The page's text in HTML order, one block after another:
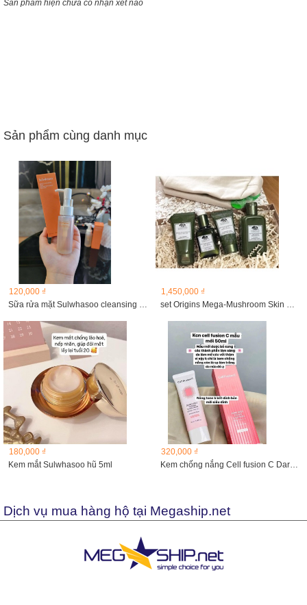
Sản phẩm hiện chưa có nhận xét nào
Sản phẩm cùng danh mục
120,000 ₫
Sữa rửa mặt Sulwhasoo cleansing Foam 50ml
1,450,000 ₫
set Origins Mega-Mushroom Skin Relief
180,000 ₫
Kem mắt Sulwhasoo hũ 5ml
320,000 ₫
Kem chống nắng Cell fusion C Dark Spot Toning Sunscreen...
Dịch vụ mua hàng hộ tại Megaship.net